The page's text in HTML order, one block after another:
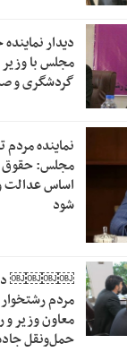
دیدار
مجلس با
گردشگری و
نماینده
مجلس: حقوق
اساس عدالت
شود
￼￼￼￼‏
مردم
معاون وزیر و
حمل‌ونقل